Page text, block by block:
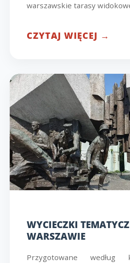
warszawskie tarasy
CZYTAJ WIĘCEJ →
WYCIECZKI
WARSZAWIE
Przygotowane według